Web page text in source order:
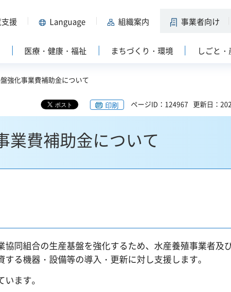
援 Language 組織案内 事業者向け
医療・健康・福祉 まちづくり・環境 しごと
強化事業費補助金について
印刷 ページID：124967 更新日：
業費補助金について
同組合の生産基盤を強化するため、水産養殖事業者及
る機器・設備等の導入・更新に対し支援します。
ます。